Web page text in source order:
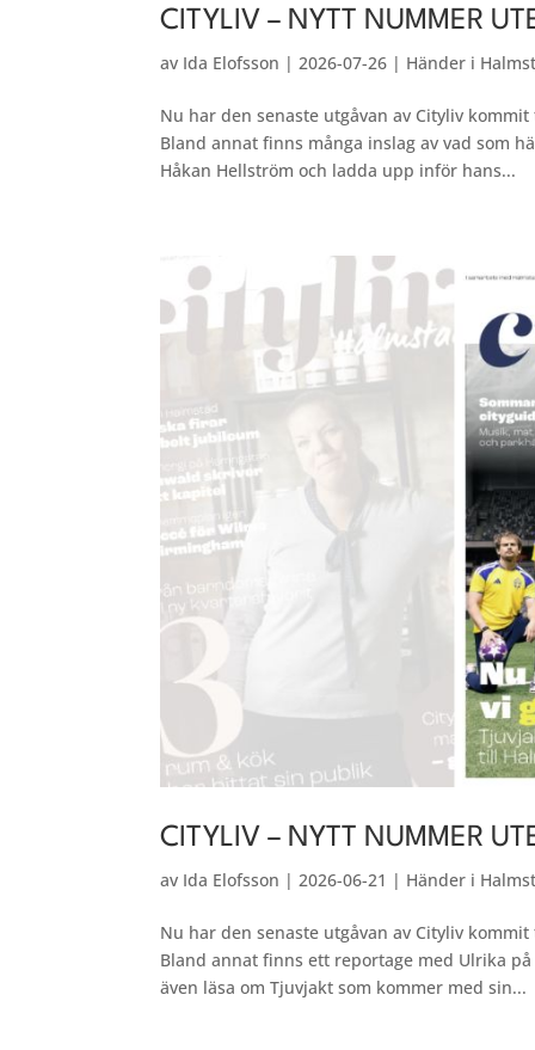
CITYLIV – NYTT NUMMER
av Ida Elofsson |2026-07-26 | Händer i
Nu har den senaste utgåvan av Cityliv
Bland annat finns många inslag av vad som
Håkan Hellström och ladda upp inför hans...
CITYLIV – NYTT NUMMER
av Ida Elofsson |2026-06-21 | Händer i
Nu har den senaste utgåvan av Cityliv
Bland annat finns ett reportage med Ulrika
även läsa om Tjuvjakt som kommer med sin...